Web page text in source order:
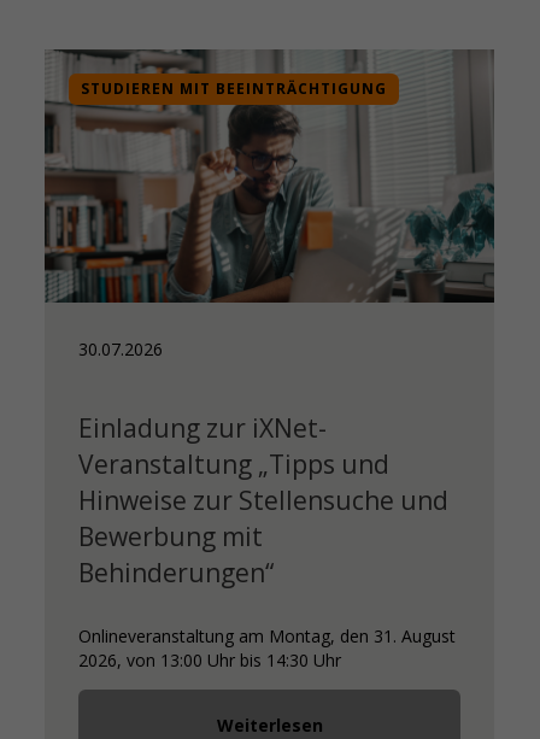
STUDIEREN MIT BEEINTRÄCHTIGUNG
30.07.2026
Einladung zur iXNet-
Veranstaltung „Tipps und
Hinweise zur Stellensuche und
Bewerbung mit
Behinderungen“
Onlineveranstaltung am Montag, den 31. August
2026, von 13:00 Uhr bis 14:30 Uhr
Weiterlesen